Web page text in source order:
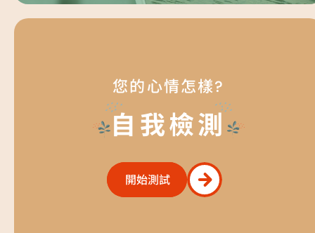
您的心情怎樣?
自我檢測
開始測試
開始測試